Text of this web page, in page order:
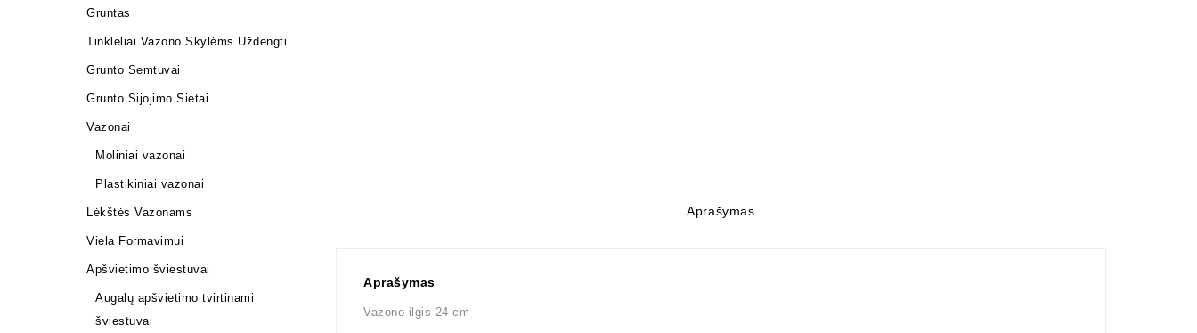
Aprašymas
Aprašymas
Vazono ilgis 24 cm
Gruntas
Tinkleliai Vazono Skylėms Uždengti
Grunto Semtuvai
Grunto Sijojimo Sietai
Vazonai
Moliniai vazonai
Plastikiniai vazonai
Lėkštės Vazonams
Viela Formavimui
Apšvietimo šviestuvai
Augalų apšvietimo tvirtinami
šviestuvai